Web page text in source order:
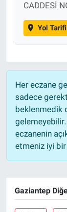
CADDESİ
Yol
Her eczane
sadece
beklenmedik
eczanenin
etmeniz iyi
Gaziantep